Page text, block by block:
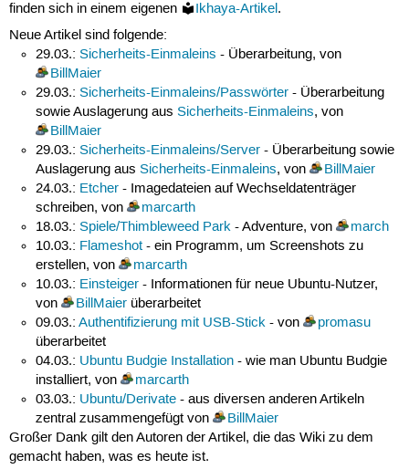
finden sich in einem eigenen
Ikhaya-Artikel.
Neue Artikel sind folgende:
29.03.:Sicherheits-Einmaleins - Überarbeitung, von
BillMaier
29.03.:Sicherheits-Einmaleins/Passwörter - Überarbeitung
sowie Auslagerung ausSicherheits-Einmaleins, von
BillMaier
29.03.:Sicherheits-Einmaleins/Server - Überarbeitung sowie
Auslagerung ausSicherheits-Einmaleins, von
BillMaier
24.03.: Etcher - Imagedateien auf Wechseldatenträger
schreiben, von
marcarth
18.03.:Spiele/Thimbleweed Park - Adventure, von
march
10.03.: Flameshot - ein Programm, um Screenshots zu
erstellen, von
marcarth
10.03.: Einsteiger - Informationen für neue Ubuntu-Nutzer,
von
BillMaier überarbeitet
09.03.:Authentifizierung mit USB-Stick - von
promasu
überarbeitet
04.03.: Ubuntu Budgie Installation - wie man Ubuntu Budgie
installiert, von
marcarth
03.03.: Ubuntu/Derivate - aus diversen anderen Artikeln
zentral zusammengefügt von
BillMaier
Großer Dank gilt den Autoren der Artikel, die das Wiki zu dem
gemacht haben, was es heute ist.